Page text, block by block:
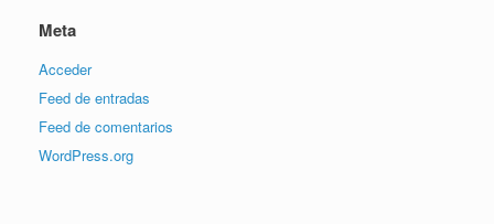
Meta
Acceder
Feed de entradas
Feed de comentarios
WordPress.org